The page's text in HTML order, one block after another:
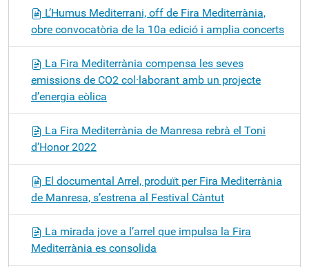
L’Humus Mediterrani, off de Fira Mediterrània,
obre convocatòria de la 10a edició i amplia concerts
La Fira Mediterrània compensa les seves
emissions de CO2 col·laborant amb un projecte
d’energia eòlica
La Fira Mediterrània de Manresa rebrà el Toni
d’Honor 2022
El documental Arrel, produït per Fira Mediterrània
de Manresa, s’estrena al Festival Càntut
La mirada jove a l’arrel que impulsa la Fira
Mediterrània es consolida